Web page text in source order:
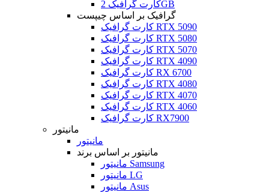
کارت گرافیک 2GB
گرافیک بر اساس چیپست
کارت گرافیک RTX 5090
کارت گرافیک RTX 5080
کارت گرافیک RTX 5070
کارت گرافیک RTX 4090
کارت گرافیک RX 6700
کارت گرافیک RTX 4080
کارت گرافیک RTX 4070
کارت گرافیک RTX 4060
کارت گرافیک RX7900
مانیتور
مانیتور
مانیتور بر اساس برند
مانیتور Samsung
مانیتور LG
مانیتور Asus